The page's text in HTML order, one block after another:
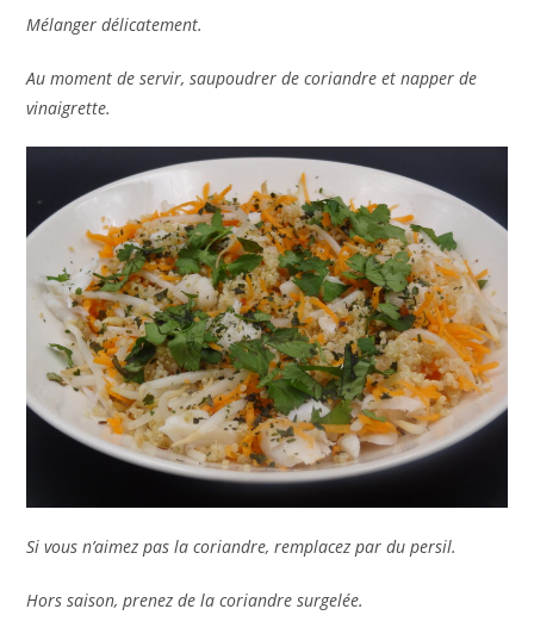
Mélanger délicatement.
Au moment de servir, saupoudrer de coriandre et napper de
vinaigrette.
Si vous n’aimez pas la coriandre, remplacez par du persil.
Hors saison, prenez de la coriandre surgelée.